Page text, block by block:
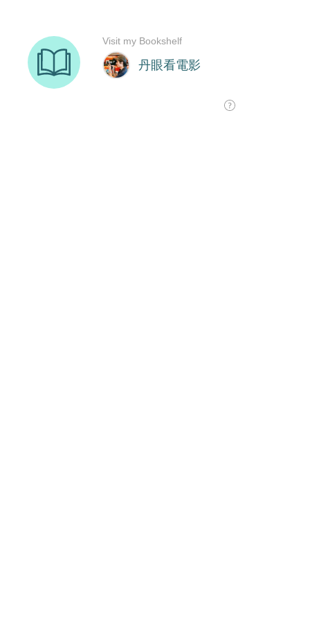
丹眼看電影
Visit my Bookshelf